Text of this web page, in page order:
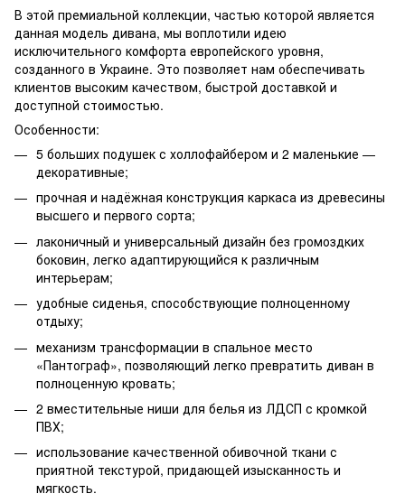
В этой премиальной коллекции, частью которой является
данная модель дивана, мы воплотили идею
исключительного комфорта европейского уровня,
созданного в Украине. Это позволяет нам обеспечивать
клиентов высоким качеством, быстрой доставкой и
доступной стоимостью.
Особенности:
5 больших подушек с холлофайбером и 2 маленькие —
декоративные;
прочная и надёжная конструкция каркаса из древесины
высшего и первого сорта;
лаконичный и универсальный дизайн без громоздких
боковин, легко адаптирующийся к различным
интерьерам;
удобные сиденья, способствующие полноценному
отдыху;
механизм трансформации в спальное место
«Пантограф», позволяющий легко превратить диван в
полноценную кровать;
2 вместительные ниши для белья из ЛДСП с кромкой
ПВХ;
использование качественной обивочной ткани с
приятной текстурой, придающей изысканность и
мягкость.